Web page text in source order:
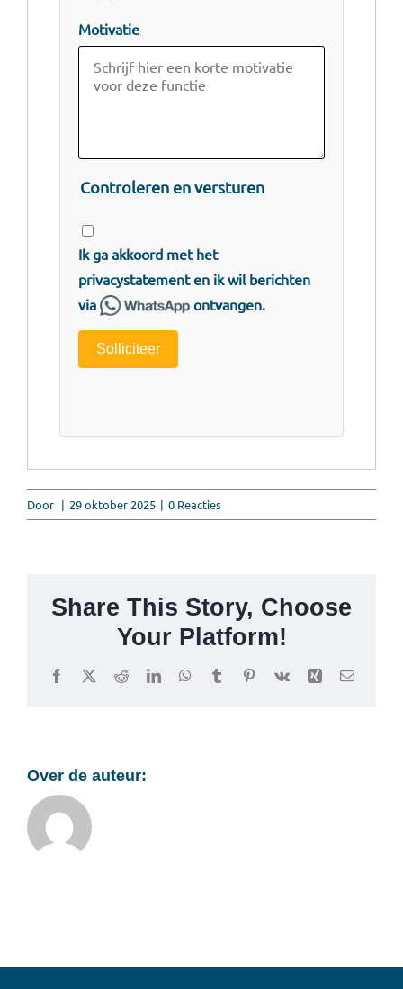
Motivatie
Controleren en versturen
Ik ga akkoord met het
privacystatementen ik wil berichten
via
ontvangen.
Solliciteer
Door | 29 oktober 2025 | 0 Reacties
Share This Story, Choose
Your Platform!
Facebook
X RedditLinkedInWhatsApp
TumblrPinterest
Vk Xing E-
Over de auteur: